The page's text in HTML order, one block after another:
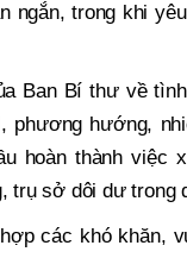
ngắn, trong khi
Ban Bí thư về
phương hướng,
hoàn thành việc
trụ sở dôi dư trong
các khó khăn,